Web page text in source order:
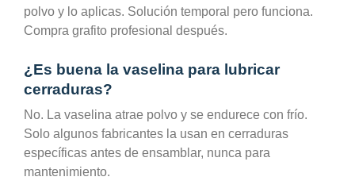
polvo y lo aplicas. Solución temporal pero funciona.
Compra grafito profesional después.
¿Es buena la vaselina para lubricar
cerraduras?
No. La vaselina atrae polvo y se endurece con frío.
Solo algunos fabricantes la usan en cerraduras
específicas antes de ensamblar, nunca para
mantenimiento.